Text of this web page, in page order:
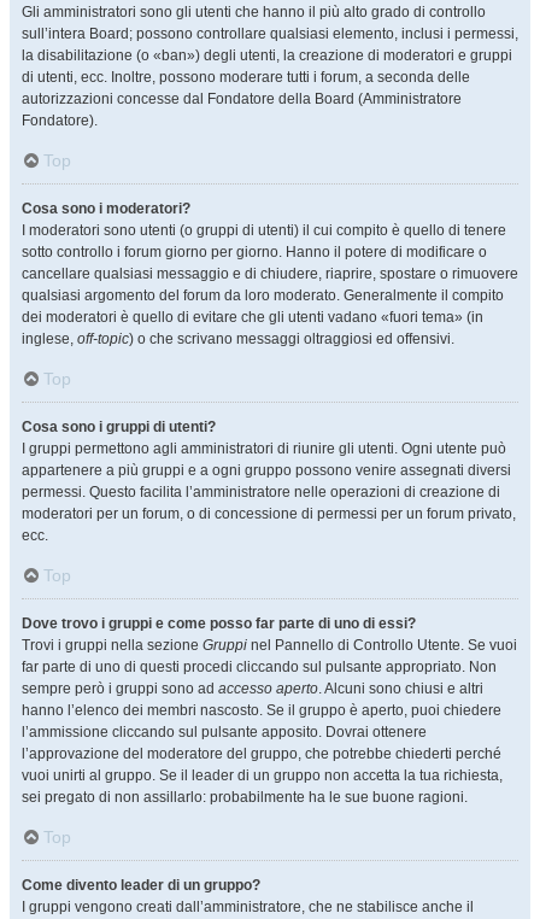
Gli amministratori sono gli utenti che hanno il più alto grado di controllo
sull’intera Board; possono controllare qualsiasi elemento, inclusi i permessi,
la disabilitazione (o «ban») degli utenti, la creazione di moderatori e gruppi
di utenti, ecc. Inoltre, possono moderare tutti i forum, a seconda delle
autorizzazioni concesse dal Fondatore della Board (Amministratore
Fondatore).
Top
Cosa sono i moderatori?
I moderatori sono utenti (o gruppi di utenti) il cui compito è quello di tenere
sotto controllo i forum giorno per giorno. Hanno il potere di modificare o
cancellare qualsiasi messaggio e di chiudere, riaprire, spostare o rimuovere
qualsiasi argomento del forum da loro moderato. Generalmente il compito
dei moderatori è quello di evitare che gli utenti vadano «fuori tema» (in
inglese, off-topic) o che scrivano messaggi oltraggiosi ed offensivi.
Top
Cosa sono i gruppi di utenti?
I gruppi permettono agli amministratori di riunire gli utenti. Ogni utente può
appartenere a più gruppi e a ogni gruppo possono venire assegnati diversi
permessi. Questo facilita l’amministratore nelle operazioni di creazione di
moderatori per un forum, o di concessione di permessi per un forum privato,
ecc.
Top
Dove trovo i gruppi e come posso far parte di uno di essi?
Trovi i gruppi nella sezione Gruppi nel Pannello di Controllo Utente. Se vuoi
far parte di uno di questi procedi cliccando sul pulsante appropriato. Non
sempre però i gruppi sono ad accesso aperto. Alcuni sono chiusi e altri
hanno l’elenco dei membri nascosto. Se il gruppo è aperto, puoi chiedere
l’ammissione cliccando sul pulsante apposito. Dovrai ottenere
l’approvazione del moderatore del gruppo, che potrebbe chiederti perché
vuoi unirti al gruppo. Se il leader di un gruppo non accetta la tua richiesta,
sei pregato di non assillarlo: probabilmente ha le sue buone ragioni.
Top
Come divento leader di un gruppo?
I gruppi vengono creati dall’amministratore, che ne stabilisce anche il